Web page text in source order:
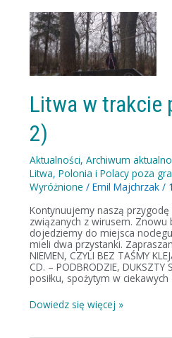
Litwa w trakcie
2)
Aktualności,Archiwum
Litwa,Polonia i Polacy poza
Wyróżnione /Emil Majchrzak/
Kontynuujemy naszą
związanych z wirusem.
dojedziemy do miejsca
mieli dwa przystanki.
NIEMEN, CZYLI BEZ TAŚMY
CD. – PODBRODZIE,
posiłku, spożytym w
Litwa
w
trakcie
pandemii
(część
2)
Dowiedz się więcej »